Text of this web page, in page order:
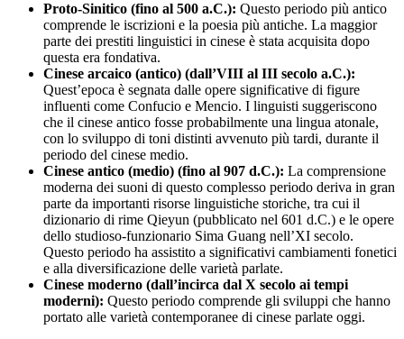
Proto-Sinitico (fino al 500 a.C.): Questo periodo più antico
comprende le iscrizioni e la poesia più antiche. La maggior
parte dei prestiti linguistici in cinese è stata acquisita dopo
questa era fondativa.
Cinese arcaico (antico) (dall’VIII al III secolo a.C.):
Quest’epoca è segnata dalle opere significative di figure
influenti come Confucio e Mencio. I linguisti suggeriscono
che il cinese antico fosse probabilmente una lingua atonale,
con lo sviluppo di toni distinti avvenuto più tardi, durante il
periodo del cinese medio.
Cinese antico (medio) (fino al 907 d.C.): La comprensione
moderna dei suoni di questo complesso periodo deriva in gran
parte da importanti risorse linguistiche storiche, tra cui il
dizionario di rime Qieyun (pubblicato nel 601 d.C.) e le opere
dello studioso-funzionario Sima Guang nell’XI secolo.
Questo periodo ha assistito a significativi cambiamenti fonetici
e alla diversificazione delle varietà parlate.
Cinese moderno (dall’incirca dal X secolo ai tempi
moderni): Questo periodo comprende gli sviluppi che hanno
portato alle varietà contemporanee di cinese parlate oggi.